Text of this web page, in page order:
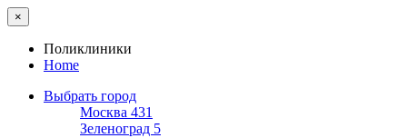
×
Поликлиники
Home
Выбрать город
Москва 431
Зеленоград 5